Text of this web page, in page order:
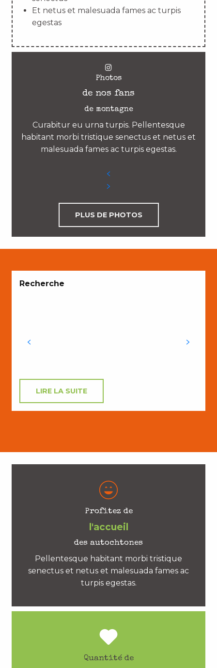
Et netus et malesuada fames ac turpis
egestas
Photos
de nos fans
de montagne
Curabitur eu urna turpis. Pellentesque
habitant morbi tristique senectus et netus et
malesuada fames ac turpis egestas.
PLUS DE PHOTOS
Recherche
LIRE LA SUITE
Profitez de
l'accueil
des autochtones
Pellentesque habitant morbi tristique
senectus et netus et malesuada fames ac
turpis egestas.
Quantité de